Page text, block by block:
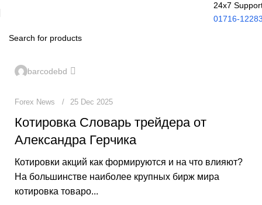
24x7
01716-
barcodebd
Forex News 25 Dec 2025
Котировка Словарь трейдера от
Александра Герчика
Котировки акций как формируются и на что влияют?
На большинстве наиболее крупных бирж мира
котировка товаро...